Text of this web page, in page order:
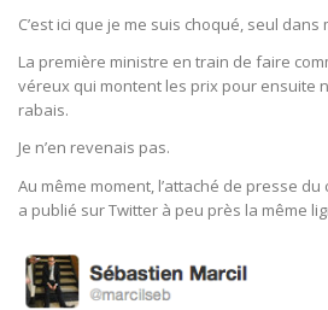
C’est ici que je me suis choqué, seul
La première ministre en train de faire
véreux qui montent les prix pour ensuite
rabais.
Je n’en revenais pas.
Au même moment, l’attaché de presse
a publié sur Twitter à peu près la même